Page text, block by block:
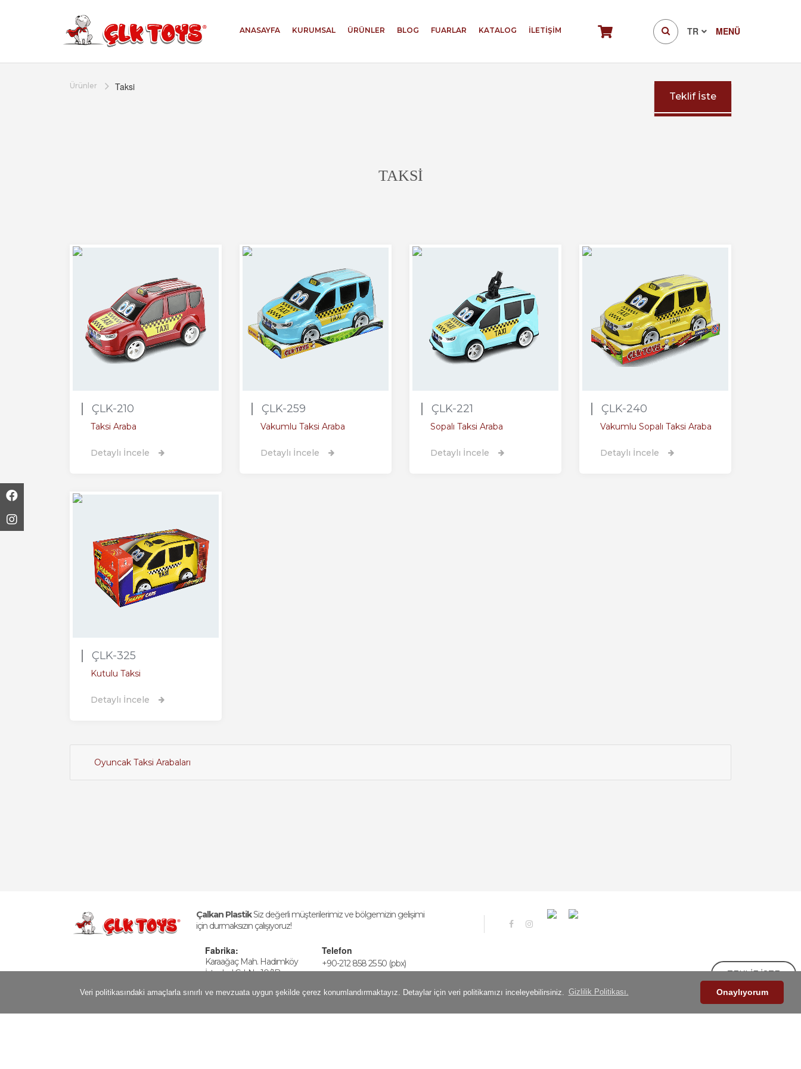
Veri politikasındaki amaçlarla sınırlı ve mevzuata uygun şekilde çerez konumlandırmaktayız. Detaylar için veri politikamızı inceleyebilirsiniz. Gizlilik Politikası. Onaylıyorum
ANASAYFA KURUMSAL ÜRÜNLER BLOG FUARLAR KATALOG İLETİŞİM TR MENÜ
Ürünler Taksi
Teklif İste
TAKSİ
ÇLK-210
Taksi Araba
Detaylı İncele
ÇLK-259
Vakumlu Taksi Araba
Detaylı İncele
ÇLK-221
Sopalı Taksi Araba
Detaylı İncele
ÇLK-240
Vakumlu Sopalı Taksi Araba
Detaylı İncele
ÇLK-325
Kutulu Taksi
Detaylı İncele
Oyuncak Taksi Arabaları
Çalkan PlastikSiz değerli müşterilerimiz ve bölgemizin gelişimi
için durmaksızın çalışıyoruz!
Fabrika:
Karaağaç Mah. Hadımköy
İstanbul Cd. No:10/1B
Türkiye
Telefon
+90-212 858 25 50 (pbx)
+90-212 858 16 60
info@calkanplastik.com
TEKLİF İSTE